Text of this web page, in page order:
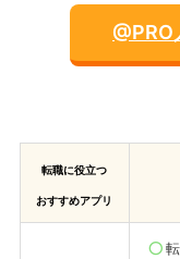
転職に役立つ
おすすめアプリ